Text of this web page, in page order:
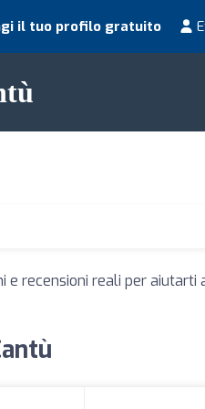
il tuo profilo gratuito
recensioni reali per aiutarti